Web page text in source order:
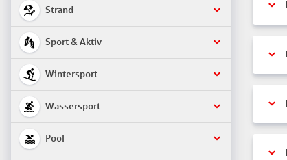
Strand
Sport & Aktiv
Wintersport
Wassersport
Pool